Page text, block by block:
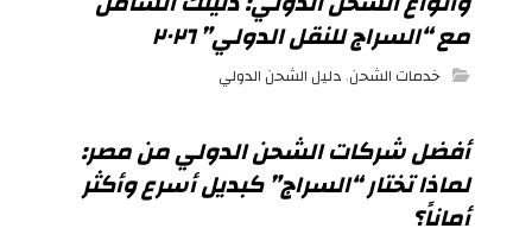
مع “السراج للنقل الدولي” ٢٠٢٦
خدمات الشحن, دليل الشحن الدولي
أفضل شركات الشحن الدولي من مصر:
لماذا تختار “السراج” كبديل أسرع وأكثر
أماناً؟